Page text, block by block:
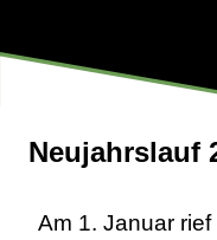
Neujahrslauf
Am 1. Januar